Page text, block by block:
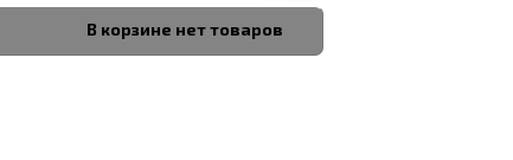
В корзине нет товаров